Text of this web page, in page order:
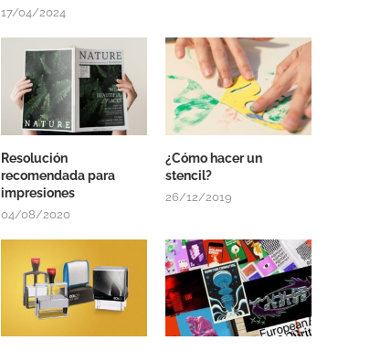
17/04/2024
Resolución
recomendada para
impresiones
04/08/2020
¿Cómo hacer un
stencil?
26/12/2019